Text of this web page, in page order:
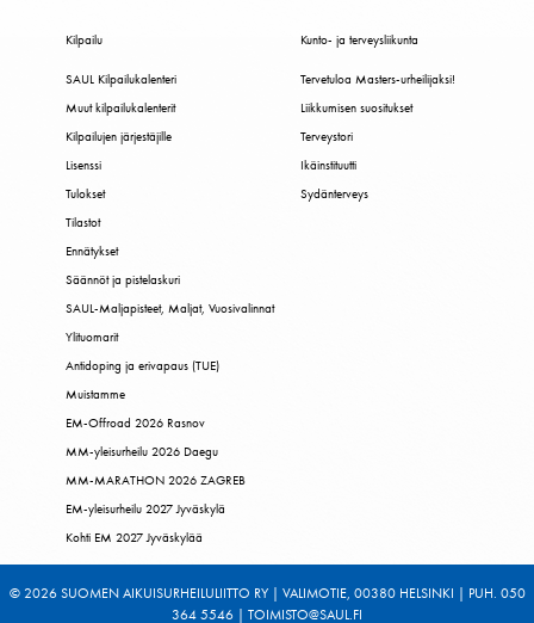
Kilpailu
SAUL Kilpailukalenteri
Muut kilpailukalenterit
Kilpailujen järjestäjille
Lisenssi
Tulokset
Tilastot
Ennätykset
Säännöt ja pistelaskuri
SAUL-Maljapisteet, Maljat, Vuosivalinnat
Ylituomarit
Antidoping ja erivapaus (TUE)
Muistamme
EM-Offroad 2026 Rasnov
MM-yleisurheilu 2026 Daegu
MM-MARATHON 2026 ZAGREB
EM-yleisurheilu 2027 Jyväskylä
Kohti EM 2027 Jyväskylää
Kunto- ja terveysliikunta
Tervetuloa Masters-urheilijaksi!
Liikkumisen suositukset
Terveystori
Ikäinstituutti
Sydänterveys
© 2026 SUOMEN AIKUISURHEILULIITTO RY | VALIMOTIE, 00380 HELSINKI | PUH. 050
364 5546 | TOIMISTO@SAUL.FI